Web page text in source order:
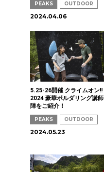
PEAKS OUTDOOR
2024.04.06
5.25-26開催 クライムオン!!
2024 豪華ボルダリング講師
陣をご紹介！
PEAKS OUTDOOR
2024.05.23